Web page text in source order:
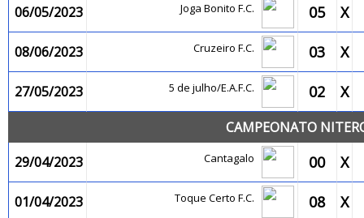
06/05/2023 Joga Bonito F.C. 05 X
08/06/2023 Cruzeiro F.C. 03 X
27/05/2023 5 de julho/E.A.F.C. 02 X
CAMPEONATO
29/04/2023
Cantagalo 00 X
01/04/2023 Toque Certo F.C. 08 X